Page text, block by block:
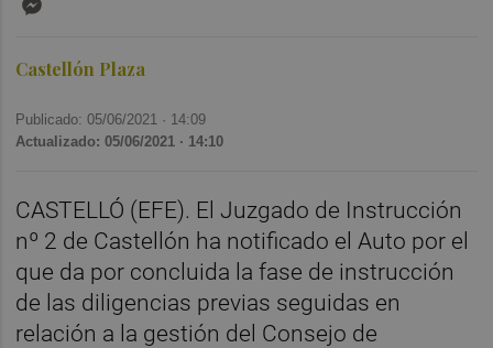
Castellón Plaza
Publicado: 05/06/2021 · 14:09
Actualizado: 05/06/2021 · 14:10
CASTELLÓ (EFE). El Juzgado de Instrucción
nº 2 de Castellón ha notificado el Auto por el
que da por concluida la fase de instrucción
de las diligencias previas seguidas en
relación a la gestión del Consejo de